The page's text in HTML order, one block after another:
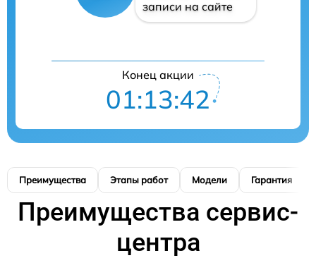
записи на сайте
Конец акции
01:13:41
Преимущества Этапы работ Модели Гарантия
Преимущества сервис-
центра